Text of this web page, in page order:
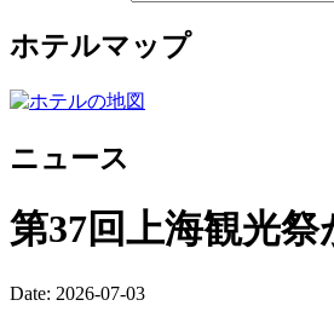
ホテルマップ
ニュース
第37回上海観光祭
Date: 2026-07-03